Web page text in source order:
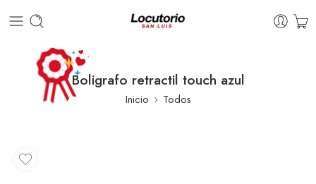
Boligrafo retractil touch azul
Inicio Todos